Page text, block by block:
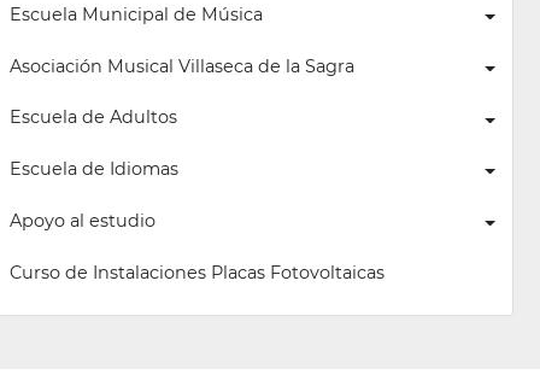
Escuela Municipal de Música
Asociación Musical Villaseca de la Sagra
Escuela de Adultos
Escuela de Idiomas
Apoyo al estudio
Curso de Instalaciones Placas Fotovoltaicas